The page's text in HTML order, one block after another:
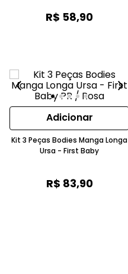
R$ 58,90
Adicionar
Kit 3 Peças Bodies Manga Longa
Ursa - First Baby
R$ 83,90